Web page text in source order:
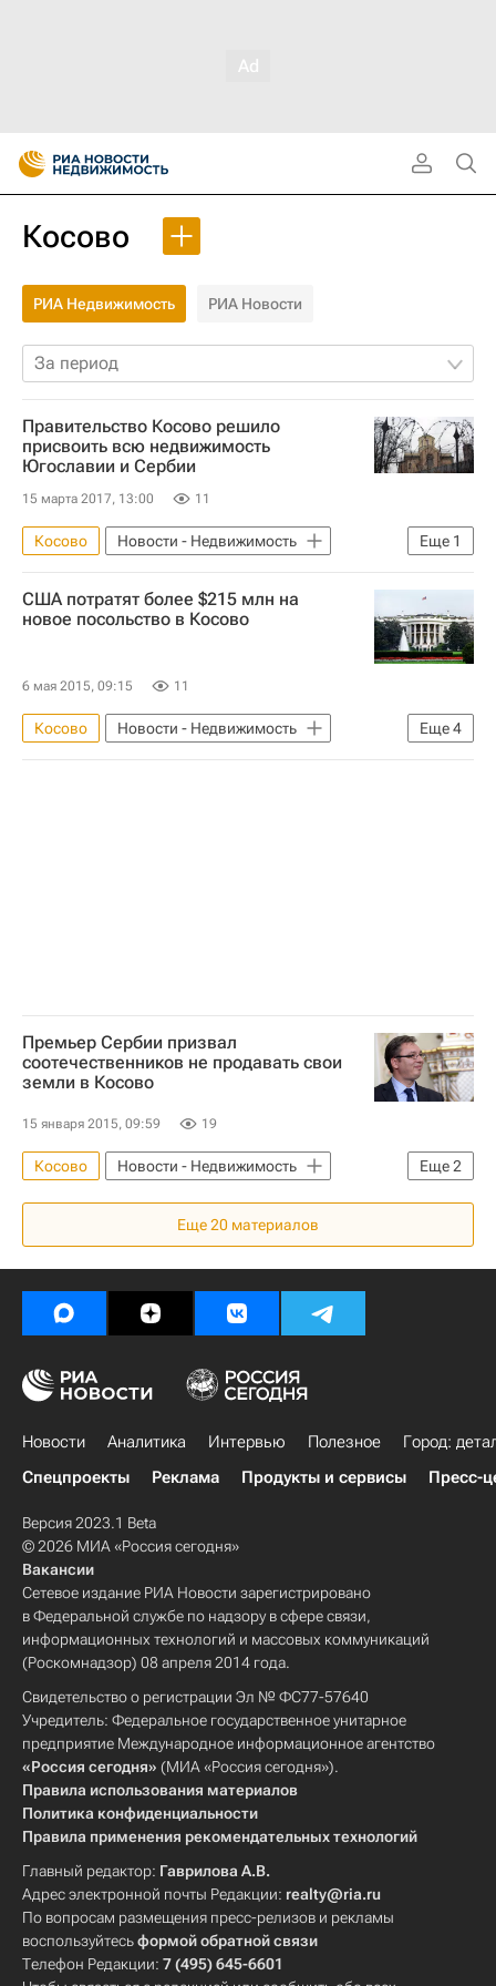
Косово
РИА Недвижимость РИА Новости
За период
Правительство Косово решило
присвоить всю недвижимость
Югославии и Сербии
15 марта 2017, 13:00 11
Еще 1
Косово
Новости - Недвижимость
Недвижимость
США потратят более $215 млн на
новое посольство в Косово
6 мая 2015, 09:15 11
Еще4
Косово
Новости - Недвижимость
США
Строительство
Сербия
Премьер Сербии призвал
соотечественников не продавать свои
земли в Косово
15 января 2015, 09:59 19
Еще2
Косово
Новости - Недвижимость
Земельные участки
Сербия
Еще20 материалов
Новости Аналитика Интервью Полезное
Город:
Спецпроекты
Реклама Продукты и сервисы Пресс-
Версия 2023.1 Beta
© 2026 МИА «Россия сегодня»
Вакансии
Сетевое издание РИА Новости зарегистрировано
в Федеральной службе по надзору в сфере связи,
информационных технологий и массовых коммуникаций
(Роскомнадзор) 08 апреля 2014 года.
Свидетельство о регистрации Эл № ФС77-57640
Учредитель: Федеральное государственное унитарное
предприятие Международное информационное агентство
«Россия сегодня» (МИА «Россия сегодня»).
Правила использования материалов
Политика конфиденциальности
Правила применения рекомендательных технологий
Главный редактор: Гаврилова А.В.
Адрес электронной почты Редакции: realty@ria.ru
По вопросам размещения пресс-релизов и рекламы
воспользуйтесьформой обратной связи
Телефон Редакции: 7 (495) 645-6601